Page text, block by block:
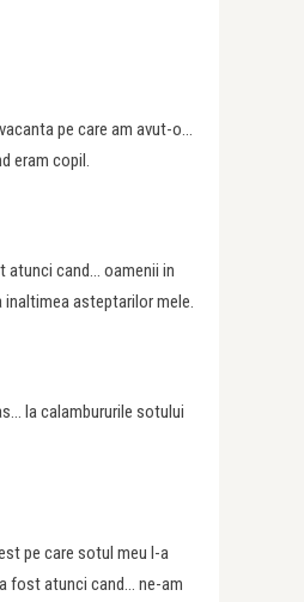
pe care am avut-o…
eram copil.
atunci cand… oamenii in
inaltimea asteptarilor mele.
la calambururile sotului
pe care sotul meu l-a
fost atunci cand… ne-am